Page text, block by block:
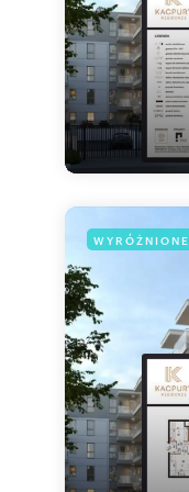
WYRÓŻNIONE